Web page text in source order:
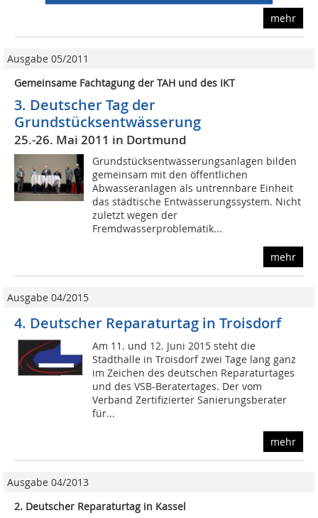
mehr
Ausgabe 05/2011
Gemeinsame Fachtagung der TAH und des IKT
3. Deutscher Tag der
Grundstücksentwässerung
25.-26. Mai 2011 in Dortmund
Grundstücksentwässerungsanlagen bilden
gemeinsam mit den öffentlichen
Abwasseranlagen als untrennbare Einheit
das städtische Entwässerungssystem. Nicht
zuletzt wegen der
Fremdwasserproblematik...
mehr
Ausgabe 04/2015
4. Deutscher Reparaturtag in Troisdorf
Am 11. und 12. Juni 2015 steht die
Stadthalle in Troisdorf zwei Tage lang ganz
im Zeichen des deutschen Reparaturtages
und des VSB-Beratertages. Der vom
Verband Zertifizierter Sanierungsberater
für...
mehr
Ausgabe 04/2013
2. Deutscher Reparaturtag in Kassel